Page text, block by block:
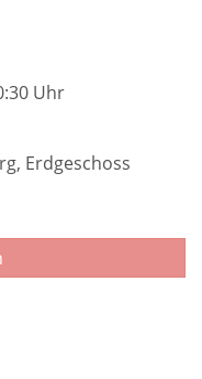
Uhr
Erdgeschoss